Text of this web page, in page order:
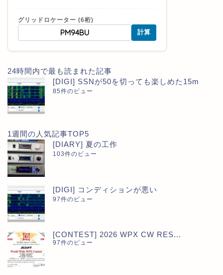
グリッドロケーター (6桁)
計算
24時間内で最も読まれた記事
[DIGI] SSNが50を切っても楽しめた15m
85件のビュー
1週間の人気記事TOP5
[DIARY] 夏の工作
103件のビュー
[DIGI] コンディションが悪い
97件のビュー
[CONTEST] 2026 WPX CW RES...
97件のビュー